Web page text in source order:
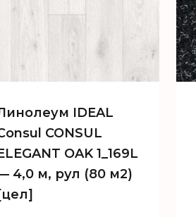
IDEAL
CONSUL
OAK 1_169L
4,0 м, рул (80 м2)
[цел]